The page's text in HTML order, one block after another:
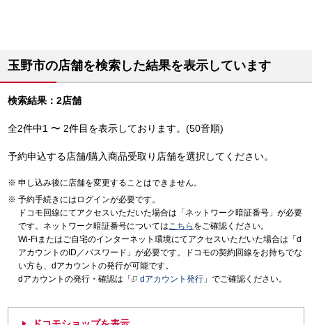
玉野市の店舗を検索した結果を表示しています
検索結果：2店舗
全2件中1 〜 2件目を表示しております。(50音順)
予約申込する店舗/購入商品受取り店舗を選択してください。
申し込み後に店舗を変更することはできません。
予約手続きにはログインが必要です。
ドコモ回線にてアクセスいただいた場合は「ネットワーク暗証番号」が必要
です。ネットワーク暗証番号についてはこちら をご確認ください。
Wi-Fiまたはご自宅のインターネット環境にてアクセスいただいた場合は「d
アカウントのID／パスワード」が必要です。ドコモの契約回線をお持ちでな
い方も、dアカウントの発行が可能です。
dアカウントの発行・確認は「
dアカウント発行 」でご確認ください。